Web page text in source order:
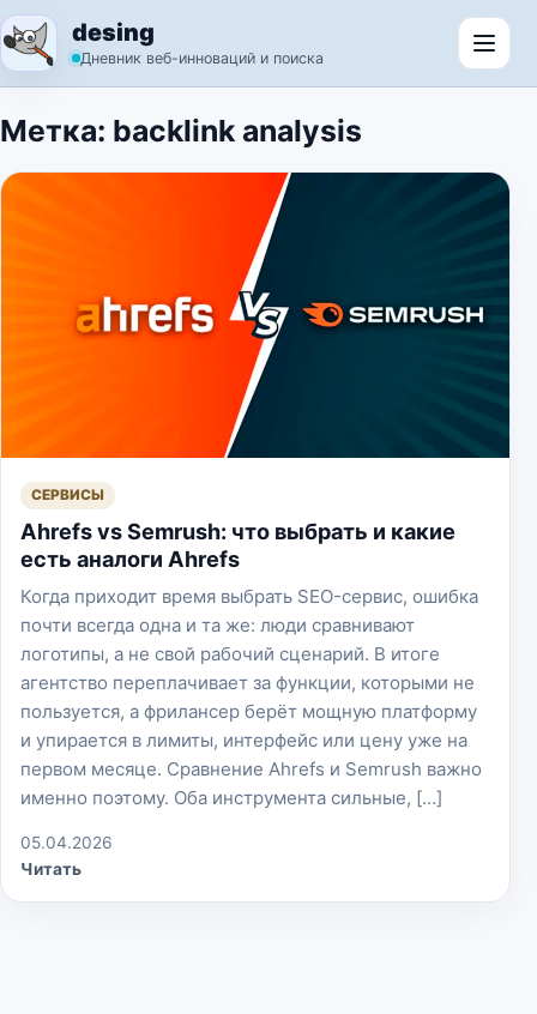
Перейти к содержимому
desing
Дневник веб-инноваций и поиска
Метка: backlink analysis
СЕРВИСЫ
Ahrefs vs Semrush: что выбрать и какие
есть аналоги Ahrefs
Когда приходит время выбрать SEO-сервис, ошибка
почти всегда одна и та же: люди сравнивают
логотипы, а не свой рабочий сценарий. В итоге
агентство переплачивает за функции, которыми не
пользуется, а фрилансер берёт мощную платформу
и упирается в лимиты, интерфейс или цену уже на
первом месяце. Сравнение Ahrefs и Semrush важно
именно поэтому. Оба инструмента сильные, […]
05.04.2026
Читать